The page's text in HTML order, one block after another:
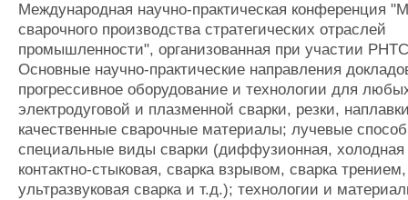
Международная научно-практическая конференция
сварочного производства стратегических отраслей
промышленности", организованная при участии
Основные научно-практические направления
прогрессивное оборудование и технологии для
электродуговой и плазменной сварки, резки,
качественные сварочные материалы; лучевые
специальные виды сварки (диффузионная, холодная
контактно-стыковая, сварка взрывом, сварка трением,
ультразвуковая сварка и т.д.); технологии и